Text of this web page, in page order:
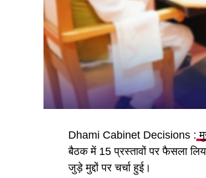
Dhami Cabinet Decisions :
बैठक में 15 प्रस्तावों पर फैसला
जुड़े मुद्दों पर चर्चा हुई।